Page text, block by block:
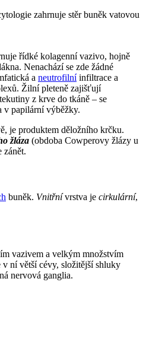
zahrnuje stěr buněk vatovou
řídké kolagenní vazivo, hojně
Nenachází se zde žádné
a neutrofilníinfiltrace a
Žilní pleteně zajišťují
z krve do tkáně – se
v papilární výběžky.
je produktem děložního krčku.
žláza (obdoba Cowperovy žlázy u
zánět.
buněk. Vnitřnívrstva je cirkulární,
vazivem a velkým množstvím
ní větší cévy, složitější shluky
nervová ganglia.